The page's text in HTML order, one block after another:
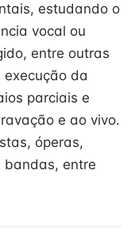
estudando o
vocal ou
entre outras
da
parciais e
e ao vivo.
óperas,
bandas, entre